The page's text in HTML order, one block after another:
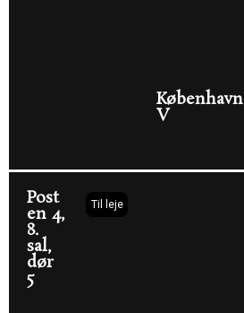
Post
en 4,
8.
sal,
dør
5
Til leje
København
V